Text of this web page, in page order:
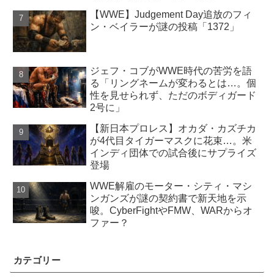
【WWE】Judgement Day追放のフィ
ン・ベイラーが謎の投稿「1372」
ジェフ・コブがWWE時代の苦労を語
る「リングネームが変わるとは…。個
性を見せられず、ただのボディガード
2号に」
【新日本プロレス】オカダ・カズチカ
が4代目タイガーマスクに花束…。米
インディ団体での試合後にサプライズ
登場
WWE解雇のモーター・シティ・マシ
ンガンズが謎の契約書で新天地を示
唆。CyberFightやFMW、WARからオ
ファー？
カテゴリー